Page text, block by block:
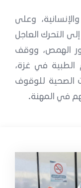
وعلى
إلى التحرك العاجل
الهمص، ووقف
الطبية في غزة،
الصحية للوقوف
في المهنة.